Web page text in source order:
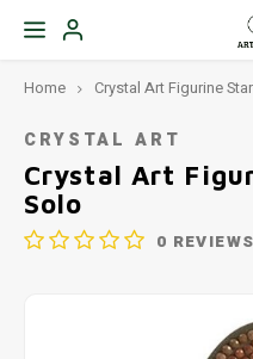
Home Crystal Art Figurine
CRYSTAL ART
Crystal Art
Solo
0 REVIEWS